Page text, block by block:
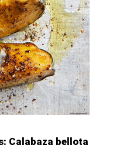
Calabaza bellota